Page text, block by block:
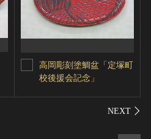
高岡彫刻塗鯛盆「定塚町
校後援会記念」
シェ